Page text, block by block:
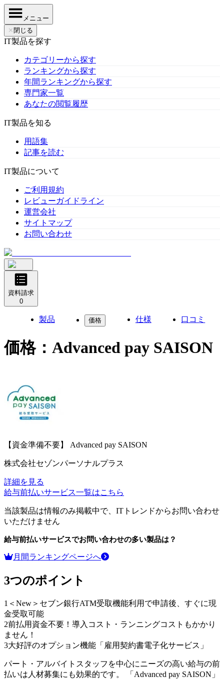
メニュー
✕ 閉じる
IT製品を探す
カテゴリーから探す
ランキングから探す
年間ランキングから探す
専門家一覧
あなたの閲覧履歴
IT製品を知る
用語集
記事を読む
IT製品について
ご利用規約
レビューガイドライン
運営会社
サイトマップ
お問い合わせ
資料請求
0
製品 価格 仕様 口コミ
価格： Advanced pay SAISON
【資金準備不要】 Advanced pay SAISON
株式会社セゾンパーソナルプラス
詳細を見る
給与前払いサービス一覧はこちら
当該製品は情報のみ掲載中で、ITトレンドからお問い合わせ
いただけません
給与前払いサービスでお問い合わせの多い製品は？
月間ランキングページへ
3つのポイント
1 ＜New＞セブン銀行ATM受取機能利用で申請後、すぐに現
金受取可能
2前払用資金不要！導入コスト・ランニングコストもかかり
ません！
3大好評のオプション機能「雇用契約書電子化サービス」
パート・アルバイトスタッフを中心にニーズの高い給与の前
払いは人材募集にも効果的です。 「Advanced pay SAISON」